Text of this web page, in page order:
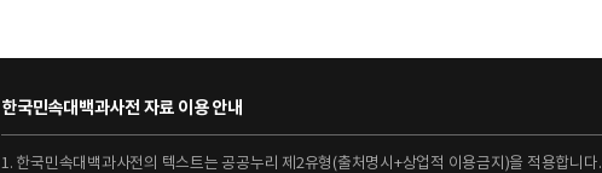
한국민속대백과사전 자료 이용 안내
1. 한국민속대백과사전의 텍스트는 공공누리 제2유형(출처명시+상업적 이용금지)을 적용합니다.